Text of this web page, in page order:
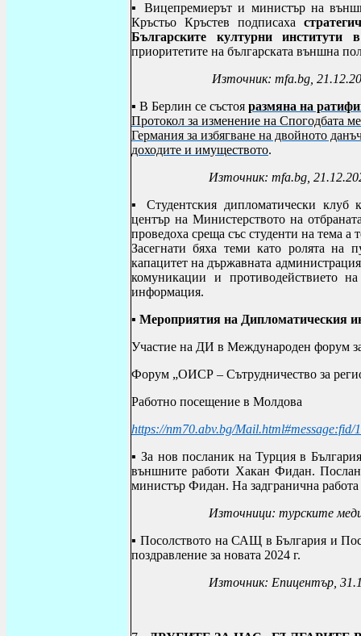
▪Вицепремиерът и министър на
Кръстьо Кръстев подписаха
Българските културни институти
приоритетите на българската външна
Източник: mfa.bg,
▪ В Берлин се състоя размяна на
Протокол за изменение на Спогодбата
Германия за избягване на двойното
доходите и имуществото.
Източник: mfa.bg,
▪Студентския дипломатически
център на Министерството на
проведоха среща със студенти на тема а
Засегнати бяха теми като ролята на
капацитет на държавната
комуникации и противодействието
информация.
▪ Мероприятия на Дипломатическия
Участие на ДИ в Международен форум
Форум „ОИСР – Сътрудничество за
Работно посещение в Молдова
https://nm70.abv.bg/
▪ За нов посланик на Турция в
външните работи Хакан Фидан.
министър Фидан. На задгранична
Източници: турските
▪ Посолството на САЩ в България и
поздравление за новата 2024 г.
Източник: Епицентър,